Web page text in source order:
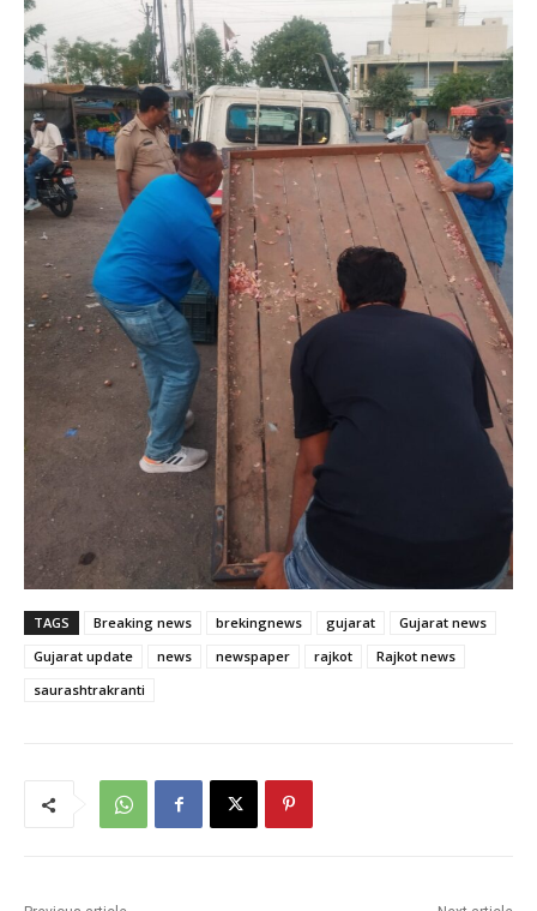
TAGS Breaking news brekingnews gujarat
Gujarat news
Gujarat update
news newspaper rajkot
Rajkot news
saurashtrakranti